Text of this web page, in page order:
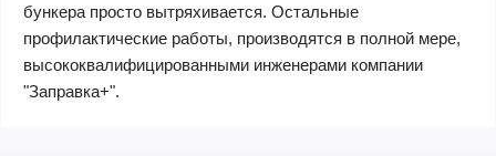
бункера просто вытряхивается. Остальные
профилактические работы, производятся в полной мере,
высококвалифицированными инженерами компании
"Заправка+".